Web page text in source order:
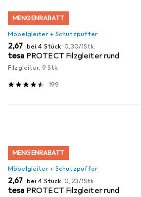
MENGENRABATT
Möbelgleiter + Schutzpuffer
EUR
2,67 bei 4 Stück EUR
0,30/1Stk.
tesa PROTECT Filzgleiter rund
Filzgleiter, 9 Stk.
199
MENGENRABATT
Möbelgleiter + Schutzpuffer
EUR
2,67 bei 4 Stück EUR
0,23/1Stk.
tesa PROTECT Filzgleiter rund